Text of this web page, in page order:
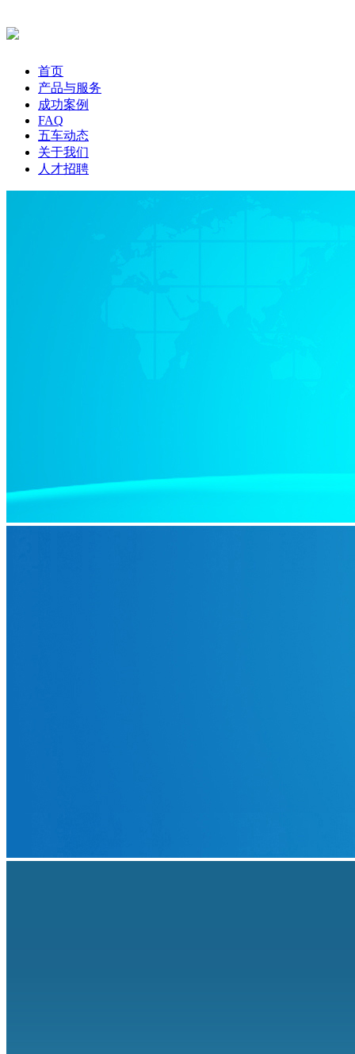
首页
产品与服务
成功案例
FAQ
五车动态
关于我们
人才招聘